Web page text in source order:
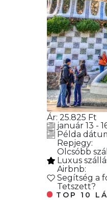
Ár: 25.825 Ft
január 13 -
Példa
Repjegy:
Olcsóbb
Luxus
Airbnb:
Segítség a
Tetszett?
TOP 10